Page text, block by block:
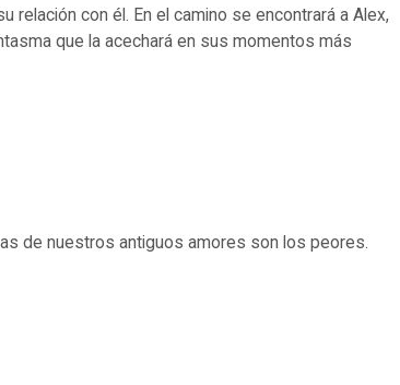
relación con él. En el camino se encontrará a Alex,
que la acechará en sus momentos más
de nuestros antiguos amores son los peores.